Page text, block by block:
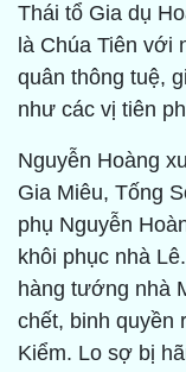
Thái tổ Gia dụ
là Chúa Tiên với
quân thông tuệ,
như các vị tiên
Nguyễn Hoàng
Gia Miêu, Tống
phụ Nguyễn
khôi phục nhà
hàng tướng nhà
chết, binh quyền
Kiểm. Lo sợ bị